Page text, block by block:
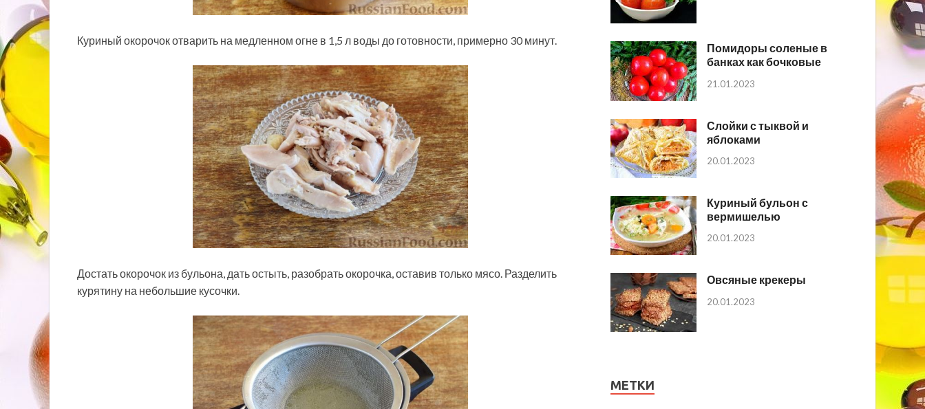
Куриный окорочок отварить на медленном огне в 1,5 л воды до готовности, примерно 30 минут.
Достать окорочок из бульона, дать остыть, разобрать окорочка, оставив только мясо. Разделить
курятину на небольшие кусочки.
Помидоры соленые в
банках как бочковые
21.01.2023
Слойки с тыквой и
яблоками
20.01.2023
Куриный бульон с
вермишелью
20.01.2023
Овсяные крекеры
20.01.2023
МЕТКИ